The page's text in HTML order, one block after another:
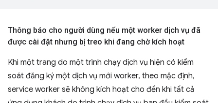
Thông báo cho người dùng nếu một worker dịch vụ đã
được cài đặt nhưng bị treo khi đang chờ kích hoạt
Khi một trang do một trình chạy dịch vụ hiện có kiểm
soát đăng ký một dịch vụ mới worker, theo mặc định,
service worker sẽ không kích hoạt cho đến khi tất cả